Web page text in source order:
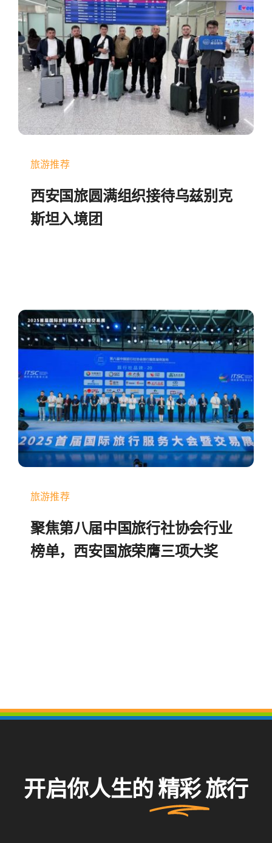
旅游推荐
西安国旅圆满组织接待乌兹别克
斯坦入境团
旅游推荐
聚焦第八届中国旅行社协会行业
榜单，西安国旅荣膺三项大奖
开启你人生的 精彩 旅行